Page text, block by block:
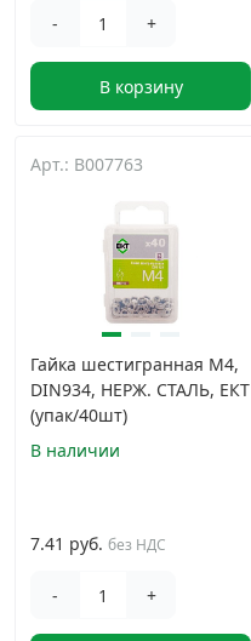
- +
В корзину
Арт.: B007763
Гайка шестигранная М4,
DIN934, НЕРЖ. СТАЛЬ, ЕКТ
(упак/40шт)
В наличии
7.41 руб. без НДС
- +